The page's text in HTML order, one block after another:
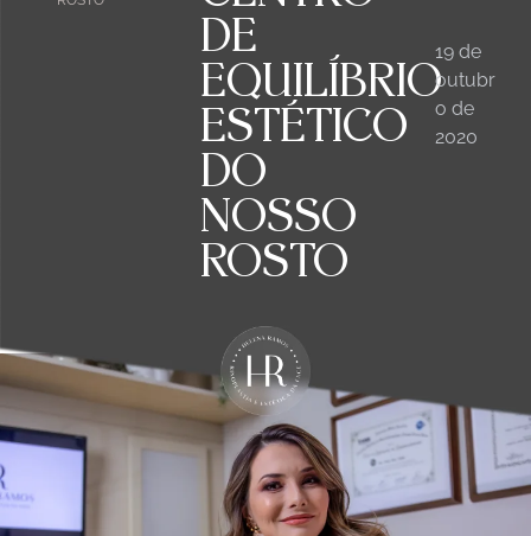
DE
EQUILÍBRIO
ESTÉTICO
DO
NOSSO
ROSTO
19 de
outubr
o de
2020